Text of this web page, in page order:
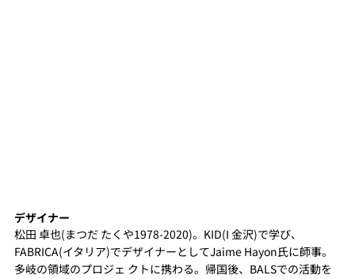
デザイナー
松田 卓也(まつだ たくや1978-2020)。KID(I 金沢)で学び、
FABRICA(イタリア)でデザイナーとしてJaime Hayon氏に師事。
多岐の領域のプロジェ クトに携わる。帰国後、BALSでの活動を